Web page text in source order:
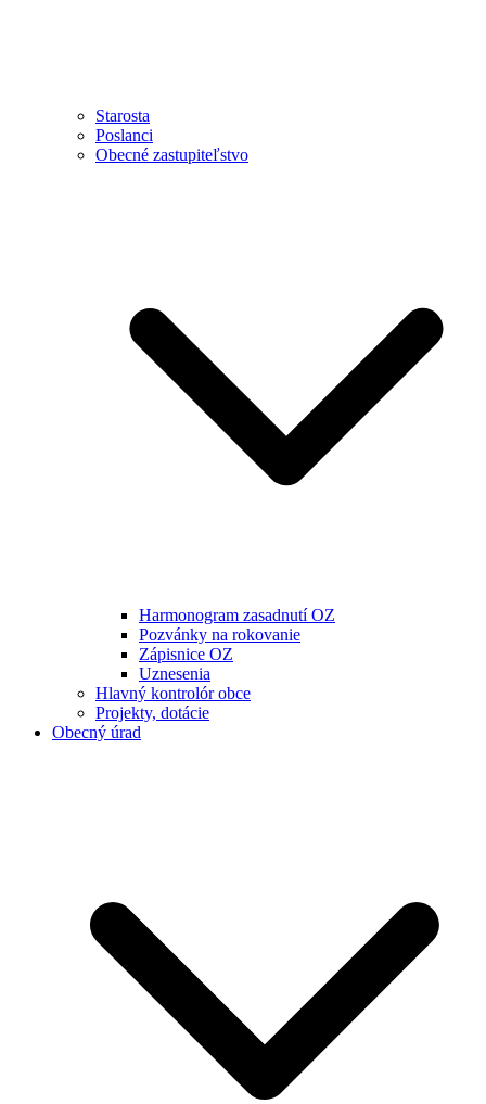
Starosta
Poslanci
Obecné zastupiteľstvo
Harmonogram zasadnutí OZ
Pozvánky na rokovanie
Zápisnice OZ
Uznesenia
Hlavný kontrolór obce
Projekty, dotácie
Obecný úrad